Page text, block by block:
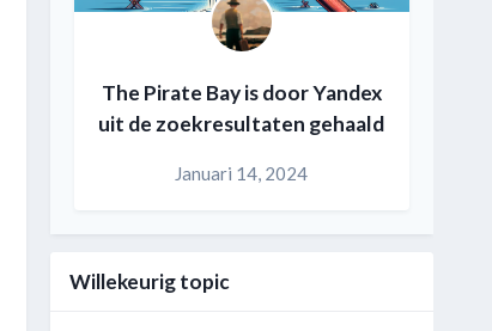
The Pirate Bay is door Yandex
uit de zoekresultaten gehaald
Januari 14, 2024
Willekeurig topic